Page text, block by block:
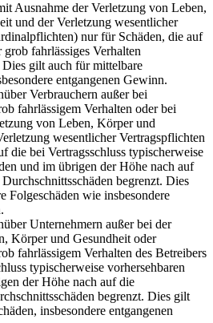
Ausnahme der Verletzung von Leben,
und der Verletzung wesentlicher
nur für Schäden, die auf
fahrlässiges Verhalten
gilt auch für mittelbare
entgangenen Gewinn.
Verbrauchern außer bei
fahrlässigem Verhalten oder bei
von Leben, Körper und
wesentlicher Vertragspflichten
die bei Vertragsschluss typischerweise
und im übrigen der Höhe nach auf
begrenzt. Dies
Folgeschäden wie insbesondere
Unternehmern außer bei der
Körper und Gesundheit oder
fahrlässigem Verhalten des Betreibers
typischerweise vorhersehbaren
der Höhe nach auf die
begrenzt. Dies gilt
insbesondere entgangenen